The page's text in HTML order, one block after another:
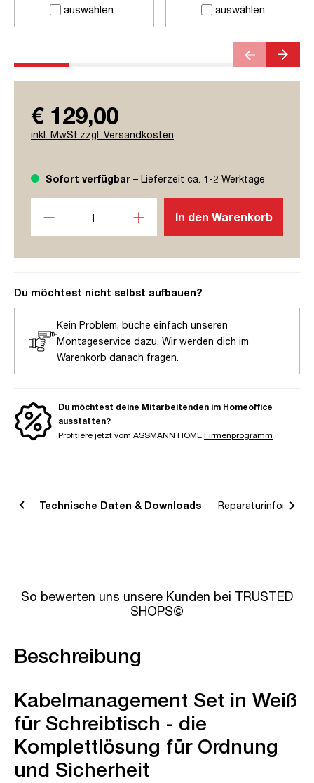
auswählen
auswählen
€ 129,00
inkl. MwSt.zzgl. Versandkosten
Sofort verfügbar – Lieferzeit ca. 1-2 Werktage
In den Warenkorb
Du möchtest nicht selbst aufbauen?
Kein Problem, buche einfach unseren
Montageservice dazu. Wir werden dich im
Warenkorb danach fragen.
Du möchtest deine Mitarbeitenden im Homeoffice
ausstatten?
Profitiere jetzt vom ASSMANN HOME Firmenprogramm
Technische Daten & Downloads
So bewerten uns unsere Kunden bei TRUSTED
SHOPS©
Beschreibung
Kabelmanagement Set in Weiß
für Schreibtisch - die
Komplettlösung für Ordnung
und Sicherheit